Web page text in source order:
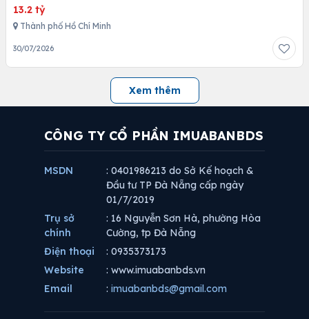
13.2 tỷ
Thành phố Hồ Chí Minh
30/07/2026
Xem thêm
CÔNG TY CỔ PHẦN IMUABANBDS
MSDN
: 0401986213 do Sở Kế hoạch &
Đầu tư TP Đà Nẵng cấp ngày
01/7/2019
Trụ sở
chính
: 16 Nguyễn Sơn Hà, phường Hòa
Cường, tp Đà Nẵng
Điện thoại
: 0935373173
Website
: www.imuabanbds.vn
Email
: imuabanbds@gmail.com